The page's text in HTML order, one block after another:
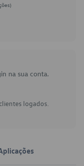
na sua conta.
logados.